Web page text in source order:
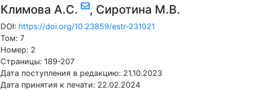
Климова А.С. , Сиротина М.В.
DOI: https://doi.org/10.23859/estr-231021
Том: 7
Номер: 2
Страницы: 189-207
Дата поступления в редакцию: 21.10.2023
Дата принятия к печати: 22.02.2024